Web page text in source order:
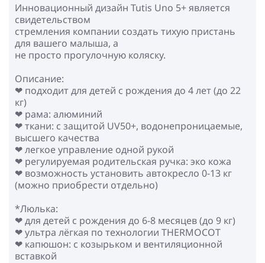
Инновационный дизайн Tutis Uno 5+ является
свидетельством
стремления компании создать тихую пристань
для вашего малыша, а
не просто прогулочную коляску.
Описание:
❤ подходит для детей с рождения до 4 лет (до 22
кг)
❤ рама: алюминий
❤ ткани: с защитой UV50+, водонепроницаемые,
высшего качества
❤ легкое управление одной рукой
❤ регулируемая родительская ручка: эко кожа
❤ возможность установить автокресло 0-13 кг
(можно приобрести отдельно)
*Люлька:
❤ для детей с рождения до 6-8 месяцев (до 9 кг)
❤ ультра лёгкая по технологии THERMOCOT
❤ капюшон: с козырьком и вентиляционной
вставкой